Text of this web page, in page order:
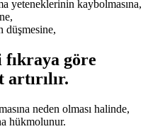
yeteneklerinin kaybolmasına,
düşmesine,
fıkraya göre
neden olması halinde,
hükmolunur.